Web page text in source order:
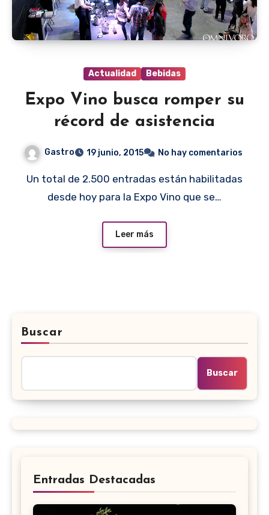
Actualidad Bebidas
Expo Vino busca romper su
récord de asistencia
Gastro 19 junio, 2015 No hay comentarios
Un total de 2.500 entradas están habilitadas
desde hoy para la Expo Vino que se…
Leer más
Buscar
Buscar
Entradas Destacadas